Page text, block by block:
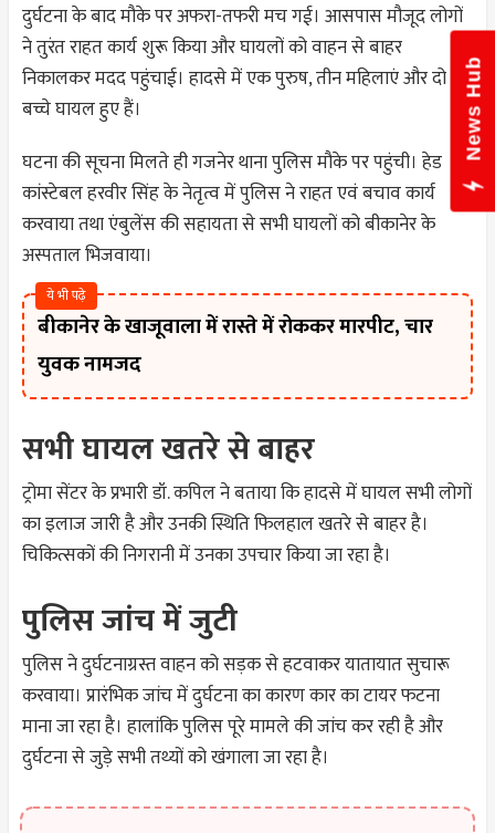
दुर्घटना के बाद मौके पर अफरा-तफरी मच गई। आसपास मौजूद लोगों
ने तुरंत राहत कार्य शुरू किया और घायलों को वाहन से बाहर
निकालकर मदद पहुंचाई। हादसे में एक पुरुष, तीन महिलाएं और दो
बच्चे घायल हुए हैं।
घटना की सूचना मिलते ही गजनेर थाना पुलिस मौके पर पहुंची। हेड
कांस्टेबल हरवीर सिंह के नेतृत्व में पुलिस ने राहत एवं बचाव कार्य
करवाया तथा एंबुलेंस की सहायता से सभी घायलों को बीकानेर के
अस्पताल भिजवाया।
ये भी पढ़े
बीकानेर के खाजूवाला में रास्ते में रोककर मारपीट, चार
युवक नामजद
सभी घायल खतरे से बाहर
ट्रोमा सेंटर के प्रभारी डॉ. कपिल ने बताया कि हादसे में घायल सभी लोगों
का इलाज जारी है और उनकी स्थिति फिलहाल खतरे से बाहर है।
चिकित्सकों की निगरानी में उनका उपचार किया जा रहा है।
पुलिस जांच में जुटी
पुलिस ने दुर्घटनाग्रस्त वाहन को सड़क से हटवाकर यातायात सुचारू
करवाया। प्रारंभिक जांच में दुर्घटना का कारण कार का टायर फटना
माना जा रहा है। हालांकि पुलिस पूरे मामले की जांच कर रही है और
दुर्घटना से जुड़े सभी तथ्यों को खंगाला जा रहा है।
News Hub